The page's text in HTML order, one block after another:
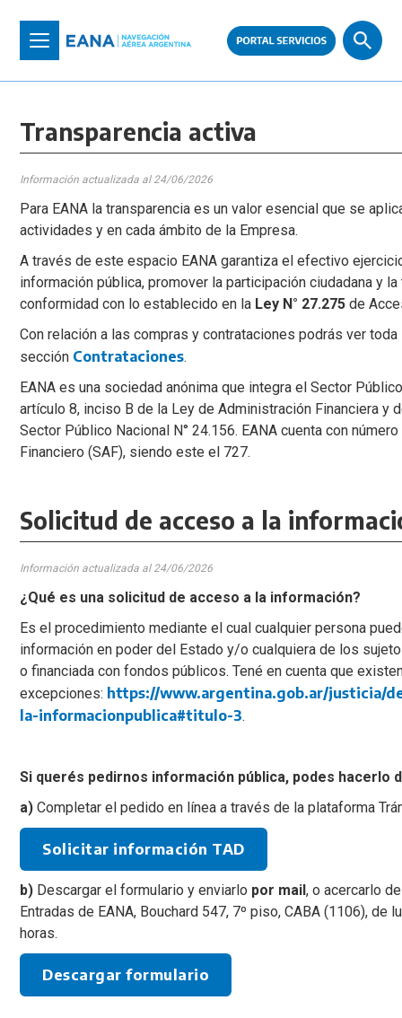
contenido
Toggle
navigation
Transparencia activa
Información actualizada al 24/06/2026
Para EANA la transparencia es un valor esencial que se
actividades y en cada ámbito de la Empresa.
A través de este espacio EANA garantiza el efectivo
información pública, promover la participación ciudadana y
conformidad con lo establecido en la Ley N° 27.275 de
Con relación a las compras y contrataciones podrás ver
sección Contrataciones.
EANA es una sociedad anónima que integra el Sector
artículo 8, inciso B de la Ley de Administración Financiera y
Sector Público Nacional N° 24.156. EANA cuenta con
Financiero (SAF), siendo este el 727.
Solicitud de acceso a la
Información actualizada al 24/06/2026
¿Qué es una solicitud de acceso a la información?
Es el procedimiento mediante el cual cualquier persona
información en poder del Estado y/o cualquiera de los
o financiada con fondos públicos. Tené en cuenta que
excepciones: https://www.argentina.gob.ar/justicia/
la-informacionpublica#titulo-3.
Si querés pedirnos información pública, podes hacerlo
a)Completar el pedido en línea a través de la plataforma
Solicitar información TAD
b) Descargar el formulario y enviarlo por mail, o acercarlo
Entradas de EANA, Bouchard 547, 7º piso, CABA (1106), de
horas.
Descargar formulario